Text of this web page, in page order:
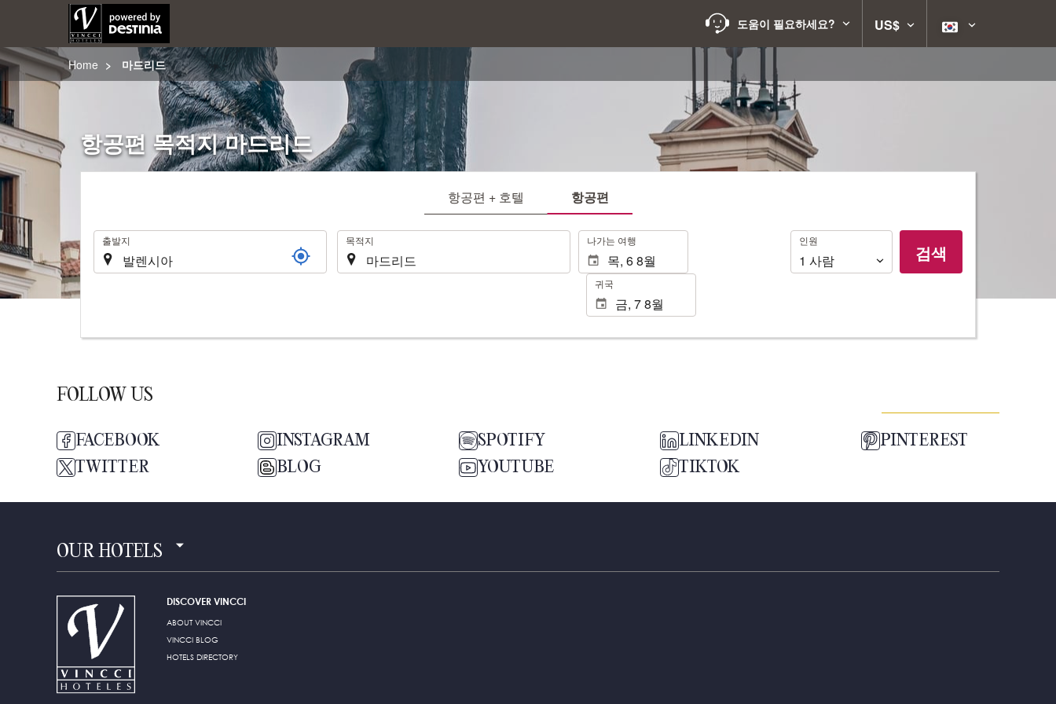
도움이 필요하세요? US$
Home 마드리드
항공편 목적지 마드리드
항공편 + 호텔 항공편
여출발지 목적지 . 나가는 여행
귀국
인인원
1 사람 검색
FOLLOW US
FACEBOOK INSTAGRAM SPOTIFY LINKEDIN
PINTEREST
TWITTER
BLOG YOUTUBE TIKTOK
OUR HOTELS
DISCOVER VINCCI
ABOUT VINCCI
VINCCI BLOG
HOTELS DIRECTORY